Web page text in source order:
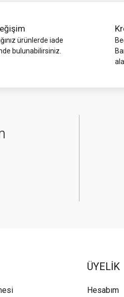
ürünlerde iade
bulunabilirsiniz.
ÜYELİK
Hesabım